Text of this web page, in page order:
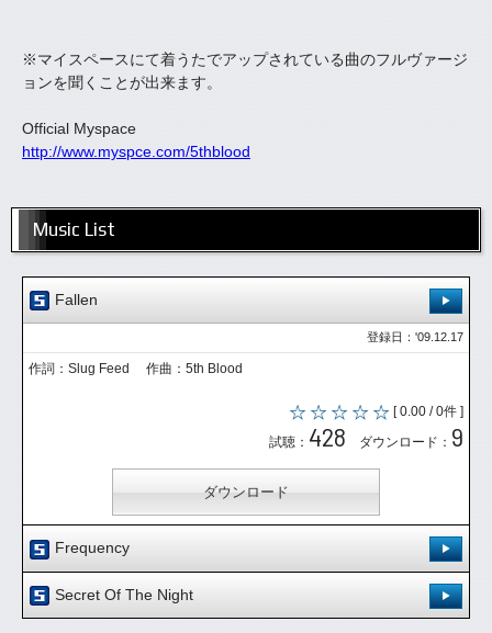
※マイスペースにて着うたでアップされている曲のフルヴァージ
ョンを聞くことが出来ます。
Official Myspace
http://www.myspce.com/5thblood
Music List
Fallen
登録日：'09.12.17
作詞：Slug Feed 作曲：5th Blood
[ 0.00 / 0件 ]
試聴： 428 ダウンロード： 9
ダウンロード
Frequency
登録日：'10.1.6
[ 0.00 / 0件 ]
Secret Of The Night